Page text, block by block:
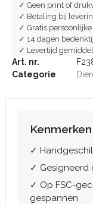
✓ Geen print of
✓ Betaling bij
✓ Gratis
✓ 14 dagen
✓ Levertijd
Art. nr.
Categorie
✓
✓ Gesigneerd
✓ Op FSC-
gespannen